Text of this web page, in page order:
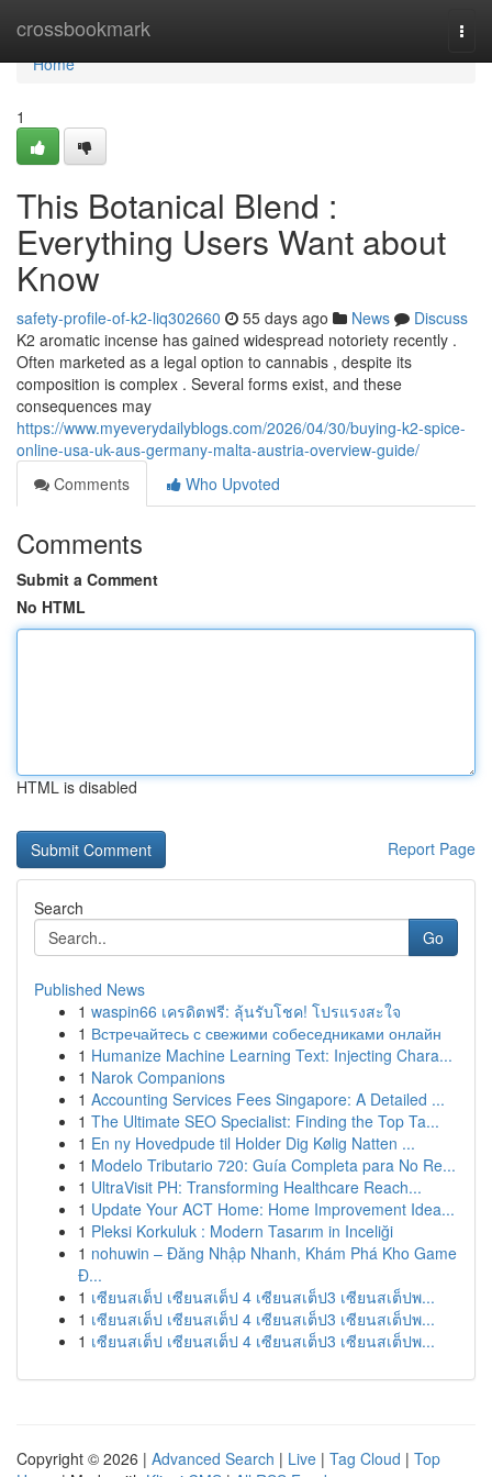
crossbookmark
Home
Home
1
This Botanical Blend :
Everything Users Want about
Know
safety-profile-of-k2-liq302660 55 days ago News
Discuss
K2 aromatic incense has gained widespread notoriety recently .
Often marketed as a legal option to cannabis , despite its
composition is complex . Several forms exist, and these
consequences may
https://www.myeverydailyblogs.com/2026/04/30/buying-k2-spice-
online-usa-uk-aus-germany-malta-austria-overview-guide/
Comments
Who Upvoted
Comments
Submit a Comment
No HTML
HTML is disabled
Report Page
Search
Go
Published News
1 waspin66 เครดิตฟรี: ลุ้นรับโชค! โปรแรงสะใจ
1 Встречайтесь с свежими собеседниками онлайн
1 Humanize Machine Learning Text: Injecting Chara...
1 Narok Companions
1 Accounting Services Fees Singapore: A Detailed ...
1 The Ultimate SEO Specialist: Finding the Top Ta...
1 En ny Hovedpude til Holder Dig Kølig Natten ...
1 Modelo Tributario 720: Guía Completa para No Re...
1 UltraVisit PH: Transforming Healthcare Reach...
1 Update Your ACT Home: Home Improvement Idea...
1 Pleksi Korkuluk : Modern Tasarım in Inceliği
1 nohuwin – Đăng Nhập Nhanh, Khám Phá Kho Game
Đ...
1 เซียนสเต็ป เซียนสเต็ป 4 เซียนสเต็ป3 เซียนสเต็ปพ...
1 เซียนสเต็ป เซียนสเต็ป 4 เซียนสเต็ป3 เซียนสเต็ปพ...
1 เซียนสเต็ป เซียนสเต็ป 4 เซียนสเต็ป3 เซียนสเต็ปพ...
Copyright © 2026 | Advanced Search | Live | Tag Cloud | Top